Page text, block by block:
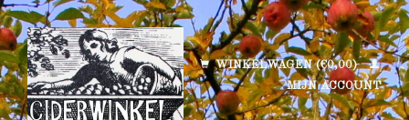
WINKELWAGEN (€0,00)
MIJN ACCOUNT